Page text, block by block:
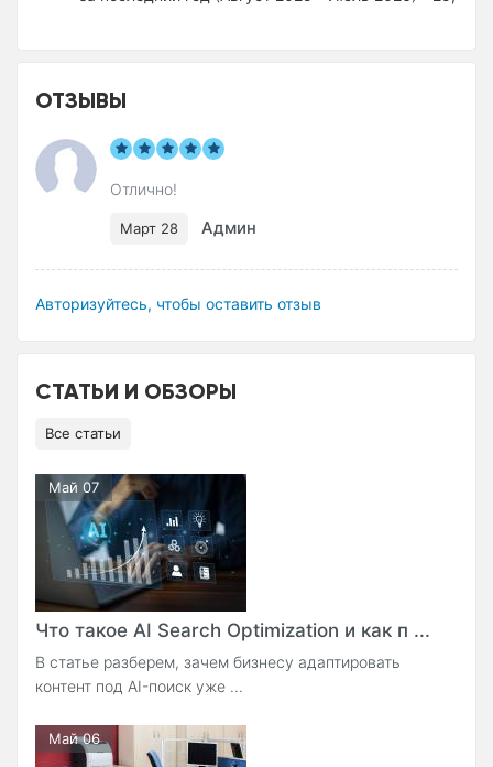
ОТЗЫВЫ
Отлично!
Март 28 Админ
Авторизуйтесь, чтобы оставить отзыв
СТАТЬИ И ОБЗОРЫ
Все статьи
Май 07
Что такое AI Search Optimization и как п ...
В статье разберем, зачем бизнесу адаптировать
контент под AI-поиск уже ...
Май 06